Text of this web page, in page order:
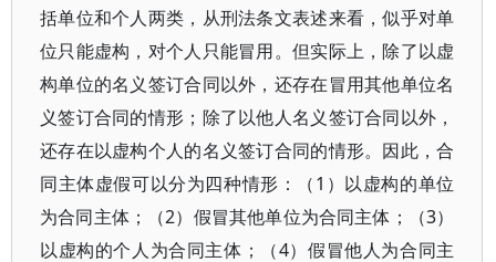
括单位和个人两类，从刑法条文表述来看，似乎对单
位只能虚构，对个人只能冒用。但实际上，除了以虚
构单位的名义签订合同以外，还存在冒用其他单位名
义签订合同的情形；除了以他人名义签订合同以外，
还存在以虚构个人的名义签订合同的情形。因此，合
同主体虚假可以分为四种情形：（1）以虚构的单位
为合同主体；（2）假冒其他单位为合同主体；（3）
以虚构的个人为合同主体；（4）假冒他人为合同主